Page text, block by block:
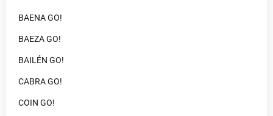
BAENA GO!
BAEZA GO!
BAILÉN GO!
CABRA GO!
COIN GO!